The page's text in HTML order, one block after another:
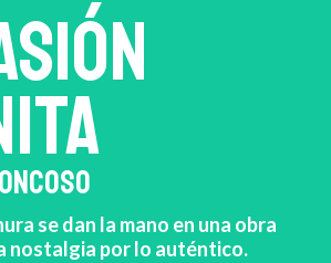
se dan la mano en una obra
nostalgia por lo auténtico.